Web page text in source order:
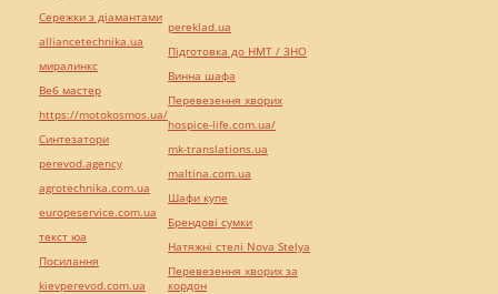
Сережки з діамантами
alliancetechnika.ua
миралинкс
Веб мастер
https://motokosmos.ua/
Синтезатори
perevod.agency
agrotechnika.com.ua
europeservice.com.ua
текст юа
Посилання
kievperevod.com.ua
pereklad.ua
Підготовка до НМТ / ЗНО
Винна шафа
Перевезення хворих
hospice-life.com.ua/
mk-translations.ua
maltina.com.ua
Шафи купе
Брендові сумки
Натяжні стелі Nova Stelya
Перевезення хворих за
кордон